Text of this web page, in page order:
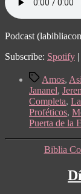
Podcast
Subscribe: Spotify |
TagsAmos,
Jananel,
Completa,
Proféticos,
Puerta de la
Biblia